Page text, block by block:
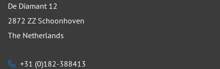
De Diamant 12
2872 ZZ Schoonhoven
The Netherlands
+31 (0)182-388413